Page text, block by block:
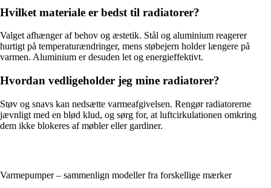
Hvilket materiale er bedst til radiatorer?
Valget afhænger af behov og æstetik. Stål og aluminium reagerer
hurtigt på temperaturændringer, mens støbejern holder længere på
varmen. Aluminium er desuden let og energieffektivt.
Hvordan vedligeholder jeg mine radiatorer?
Støv og snavs kan nedsætte varmeafgivelsen. Rengør radiatorerne
jævnligt med en blød klud, og sørg for, at luftcirkulationen omkring
dem ikke blokeres af møbler eller gardiner.
Varmepumper – sammenlign modeller fra forskellige mærker